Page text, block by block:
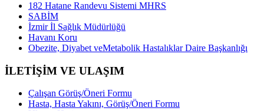
182 Hatane Randevu Sistemi MHRS
SABİM
İzmir İl Sağlık Müdürlüğü
Havanı Koru
Obezite, Diyabet veMetabolik Hastalıklar Daire Başkanlığı
İLETİŞİM VE ULAŞIM
Çalışan Görüş/Öneri Formu
Hasta, Hasta Yakını, Görüş/Öneri Formu